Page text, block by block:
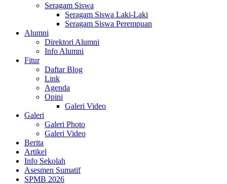
Seragam Siswa
Seragam Siswa Laki-Laki
Seragam Siswa Perempuan
Alumni
Direktori Alumni
Info Alumni
Fitur
Daftar Blog
Link
Agenda
Opini
Galeri Video
Galeri
Galeri Photo
Galeri Video
Berita
Artikel
Info Sekolah
Asesmen Sumatif
SPMB 2026